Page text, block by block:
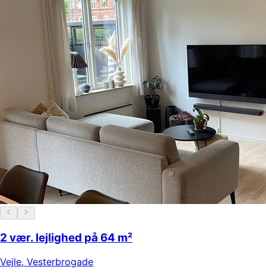
2 vær. lejlighed på 64 m²
Vejle, Vesterbrogade